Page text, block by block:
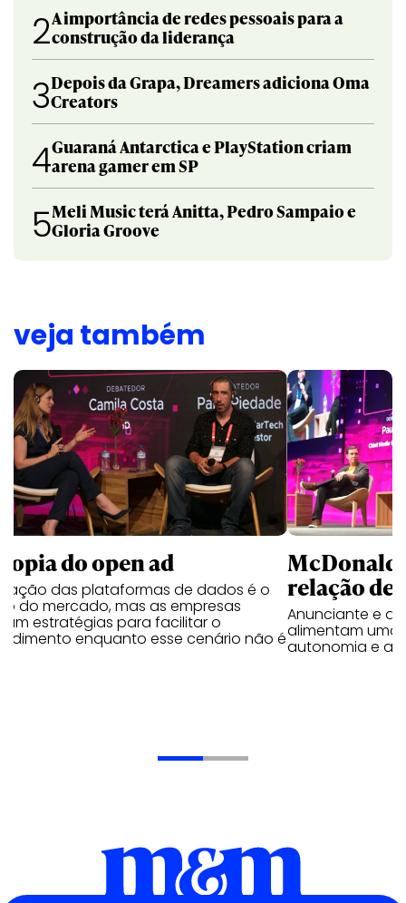
2A importância de redes pessoais para a
construção da liderança
3Depois da Grapa, Dreamers adiciona Oma
Creators
4Guaraná Antarctica e PlayStation criam
arena gamer em SP
5Meli Music terá Anitta, Pedro Sampaio e
Gloria Groove
veja também
do open ad
das plataformas de dados é o
do mercado, mas as empresas
estratégias para facilitar o
enquanto esse cenário não é
relação de
Anunciante e
alimentam uma
autonomia e